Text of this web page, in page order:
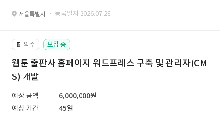
서울특별시 · 등록일자 2026.07.28.
📔 외주 모집 중
웹툰 출판사 홈페이지 워드프레스 구축 및 관리자(CM
S) 개발
예상 금액
6,000,000원
예상 기간
45일